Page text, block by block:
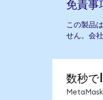
免責事
この製品
せん。会
数秒